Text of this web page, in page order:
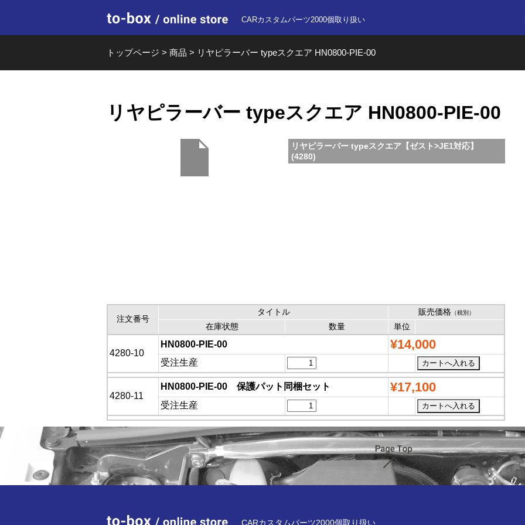
to-box online store
CARカスタムパーツ2000個取り扱い
トップページ > 商品 > リヤピラーバー typeスクエア HN0800-PIE-00
リヤピラーバー typeスクエア HN0800-PIE-00
リヤピラーバー typeスクエア【ゼスト>JE1対応】
(4280)
注文番号
タイトル 販売価格（税別）
在庫状態 数量 単位
4280-10
HN0800-PIE-00 ¥14,000
受注生産
4280-11
HN0800-PIE-00 保護パット同梱セット ¥17,100
受注生産
ページTOP
CARカスタムパーツ2000個取り扱い